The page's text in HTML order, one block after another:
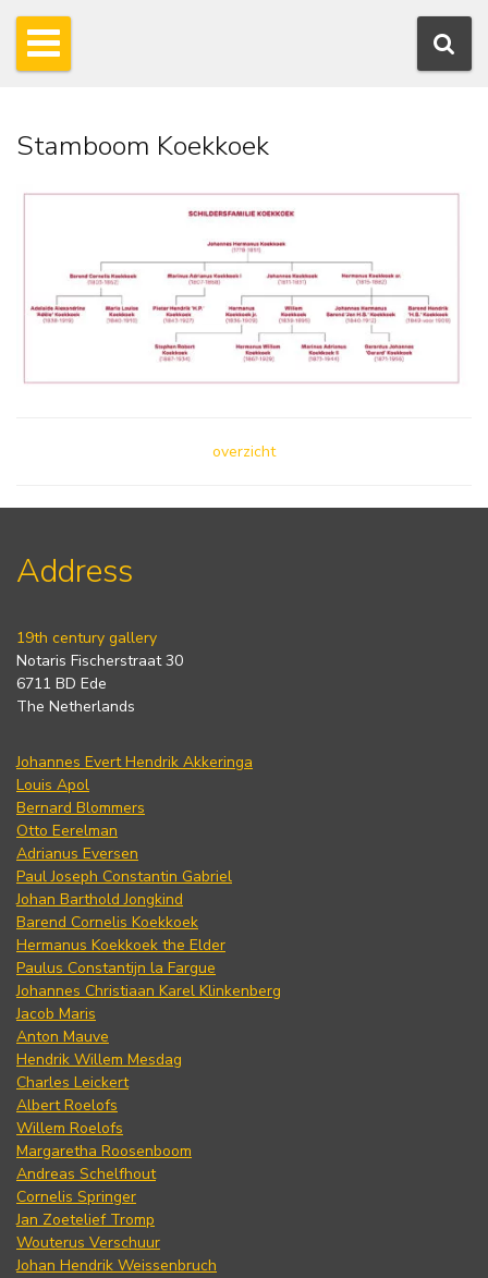
Stamboom Koekkoek
overzicht
Address
19th century gallery
Notaris Fischerstraat 30
6711 BD Ede
The Netherlands
Johannes Evert Hendrik Akkeringa
Louis Apol
Bernard Blommers
Otto Eerelman
Adrianus Eversen
Paul Joseph Constantin Gabriel
Johan Barthold Jongkind
Barend Cornelis Koekkoek
Hermanus Koekkoek the Elder
Paulus Constantijn la Fargue
Johannes Christiaan Karel Klinkenberg
Jacob Maris
Anton Mauve
Hendrik Willem Mesdag
Charles Leickert
Albert Roelofs
Willem Roelofs
Margaretha Roosenboom
Andreas Schelfhout
Cornelis Springer
Jan Zoetelief Tromp
Wouterus Verschuur
Johan Hendrik Weissenbruch